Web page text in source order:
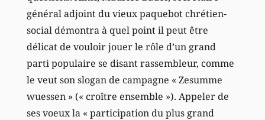
général adjoint du vieux paquebot chrétien-
social démontra à quel point il peut être
délicat de vouloir jouer le rôle d’un grand
parti populaire se disant rassembleur, comme
le veut son slogan de campagne « Zesumme
wuessen » (« croître ensemble »). Appeler de
ses voeux la « participation du plus grand